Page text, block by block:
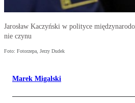
Jarosław Kaczyński w polityce
nie czynu
Foto: Fotorzepa, Jerzy Dudek
Marek Migalski